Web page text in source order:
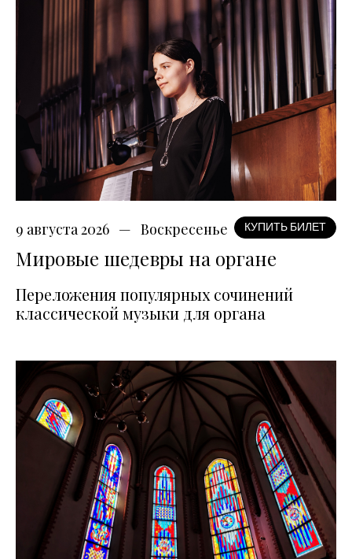
9 августа 2026 Воскресенье КУПИТЬ БИЛЕТ
Мировые шедевры на органе
Переложения популярных сочинений
классической музыки для органа